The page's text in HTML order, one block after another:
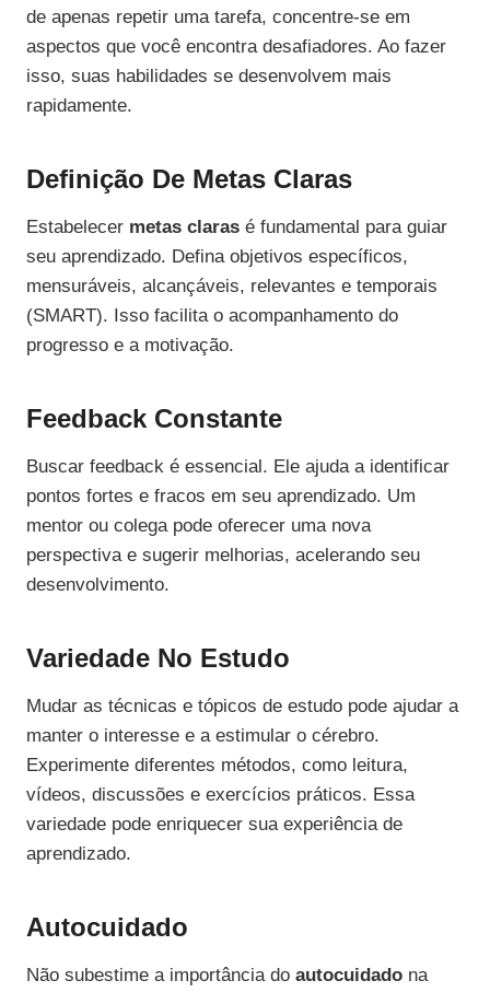
de apenas repetir uma tarefa, concentre-se em
aspectos que você encontra desafiadores. Ao fazer
isso, suas habilidades se desenvolvem mais
rapidamente.
Definição De Metas Claras
Estabelecer metas claras é fundamental para guiar
seu aprendizado. Defina objetivos específicos,
mensuráveis, alcançáveis, relevantes e temporais
(SMART). Isso facilita o acompanhamento do
progresso e a motivação.
Feedback Constante
Buscar feedback é essencial. Ele ajuda a identificar
pontos fortes e fracos em seu aprendizado. Um
mentor ou colega pode oferecer uma nova
perspectiva e sugerir melhorias, acelerando seu
desenvolvimento.
Variedade No Estudo
Mudar as técnicas e tópicos de estudo pode ajudar a
manter o interesse e a estimular o cérebro.
Experimente diferentes métodos, como leitura,
vídeos, discussões e exercícios práticos. Essa
variedade pode enriquecer sua experiência de
aprendizado.
Autocuidado
Não subestime a importância do autocuidado na